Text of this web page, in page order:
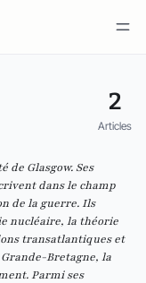
2
Articles
de Glasgow. Ses
dans le champ
de la guerre. Ils
nucléaire, la théorie
transatlantiques et
Bretagne, la
Parmi ses